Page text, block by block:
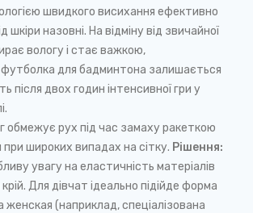
швидкого висихання ефективно
шкіри назовні. На відміну від звичайної
вологу і стає важкою,
футболка для бадминтона залишається
після двох годин інтенсивної гри у
обмежує рух під час замаху ракеткою
при широких випадах на сітку. Рішення:
увагу на еластичність матеріалів
Для дівчат ідеально підійде форма
(наприклад, спеціалізована